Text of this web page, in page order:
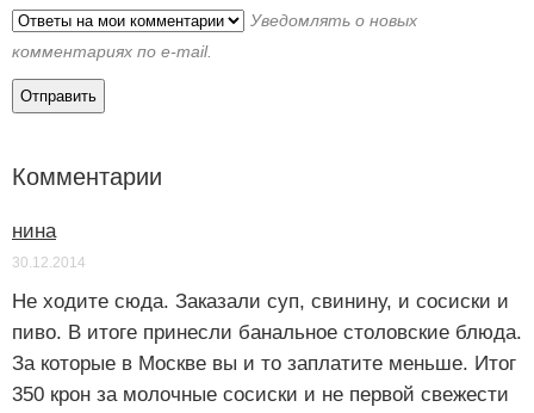
Уведомлять о новых
комментариях по e-mail.
Комментарии
нина
30.12.2014
Не ходите сюда. Заказали суп, свинину, и сосиски и
пиво. В итоге принесли банальное столовские блюда.
За которые в Москве вы и то заплатите меньше. Итог
350 крон за молочные сосиски и не первой свежести